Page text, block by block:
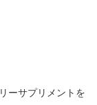
ーサプリメントを